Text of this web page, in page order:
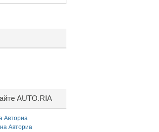
AUTO.RIA
Авториа
Авториа